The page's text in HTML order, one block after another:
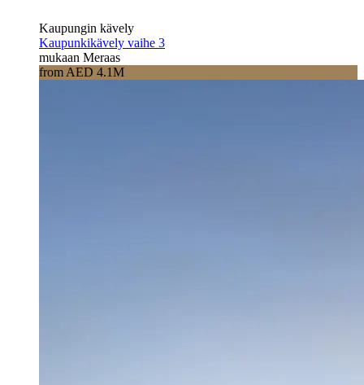
Kaupungin kävely
Kaupunkikävely vaihe 3
mukaan Meraas
from AED 4.1M